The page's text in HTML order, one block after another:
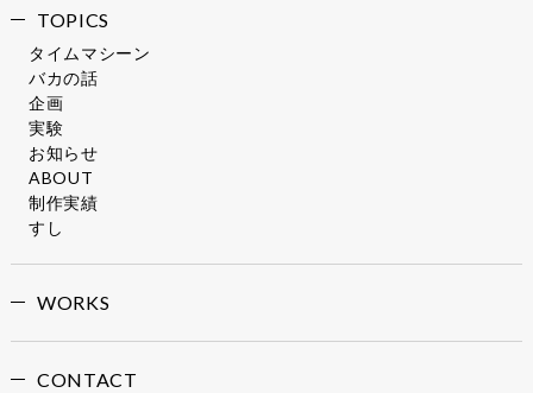
TOPICS
タイムマシーン
バカの話
企画
実験
お知らせ
ABOUT
制作実績
すし
WORKS
CONTACT